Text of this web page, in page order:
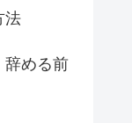
法
める前